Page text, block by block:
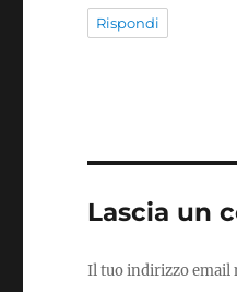
Rispondi
Lascia un
Il tuo indirizzo email